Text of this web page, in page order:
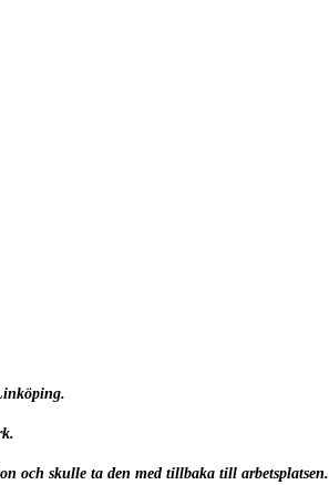
och skulle ta den med tillbaka till arbetsplatsen.